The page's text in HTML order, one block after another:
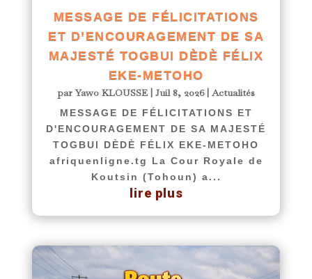
MESSAGE DE FÉLICITATIONS
ET D’ENCOURAGEMENT DE SA
MAJESTÉ TOGBUI DÈDÈ FÉLIX
EKE-METOHO
parYawo KLOUSSE| Juil 8, 2026| Actualités
MESSAGE DE FÉLICITATIONS ET
D'ENCOURAGEMENT DE SA MAJESTÉ
TOGBUI DÈDÈ FÉLIX EKE-METOHO
afriquenligne.tg La Cour Royale de
Koutsin (Tohoun) a...
lire plus